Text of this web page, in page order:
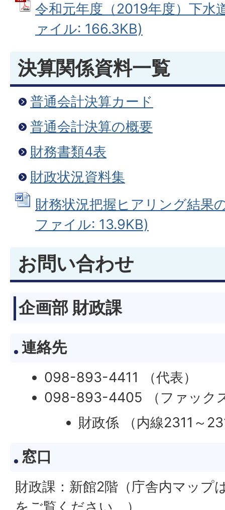
令和元年度（2019年度）下水
ァイル: 166.3KB)
決算関係資料一覧
普通会計決算カード
普通会計決算の概要
財務書類4表
財政状況資料集
財務状況把握ヒアリング結果
ファイル: 13.9KB)
お問い合わせ
企画部 財政課
連絡先
098-893-4411 （代表）
098-893-4405 （ファック
財政係 （内線2311～
窓口
財政課：新館2階（庁舎内マップ